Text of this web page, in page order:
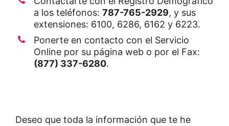
a los teléfonos: 787-765-2929, y sus
extensiones: 6100, 6286, 6162 y 6223.
Ponerte en contacto con el Servicio
Online por su página web o por el Fax:
(877) 337-6280.
Deseo que toda la información que te he